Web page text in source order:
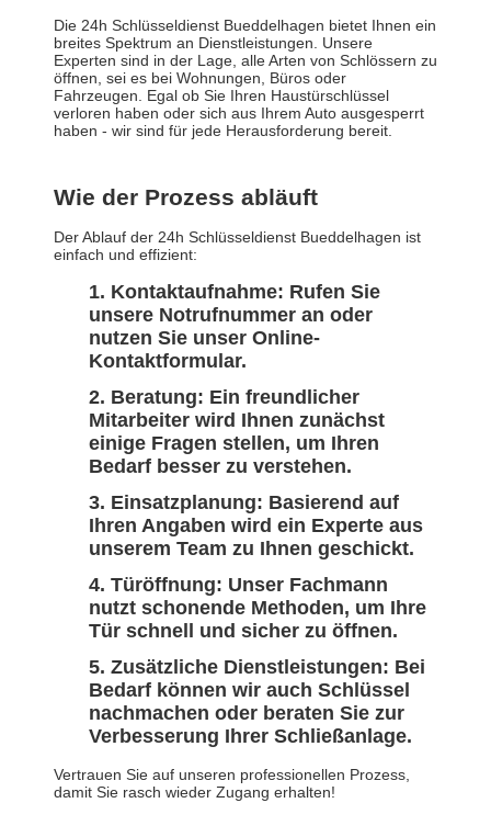
Die 24h Schlüsseldienst Bueddelhagen bietet Ihnen ein
breites Spektrum an Dienstleistungen. Unsere
Experten sind in der Lage, alle Arten von Schlössern zu
öffnen, sei es bei Wohnungen, Büros oder
Fahrzeugen. Egal ob Sie Ihren Haustürschlüssel
verloren haben oder sich aus Ihrem Auto ausgesperrt
haben - wir sind für jede Herausforderung bereit.
Wie der Prozess abläuft
Der Ablauf der 24h Schlüsseldienst Bueddelhagen ist
einfach und effizient:
Kontaktaufnahme: Rufen Sie
unsere Notrufnummer an oder
nutzen Sie unser Online-
Kontaktformular.
Beratung: Ein freundlicher
Mitarbeiter wird Ihnen zunächst
einige Fragen stellen, um Ihren
Bedarf besser zu verstehen.
Einsatzplanung: Basierend auf
Ihren Angaben wird ein Experte aus
unserem Team zu Ihnen geschickt.
Türöffnung: Unser Fachmann
nutzt schonende Methoden, um Ihre
Tür schnell und sicher zu öffnen.
Zusätzliche Dienstleistungen: Bei
Bedarf können wir auch Schlüssel
nachmachen oder beraten Sie zur
Verbesserung Ihrer Schließanlage.
Vertrauen Sie auf unseren professionellen Prozess,
damit Sie rasch wieder Zugang erhalten!